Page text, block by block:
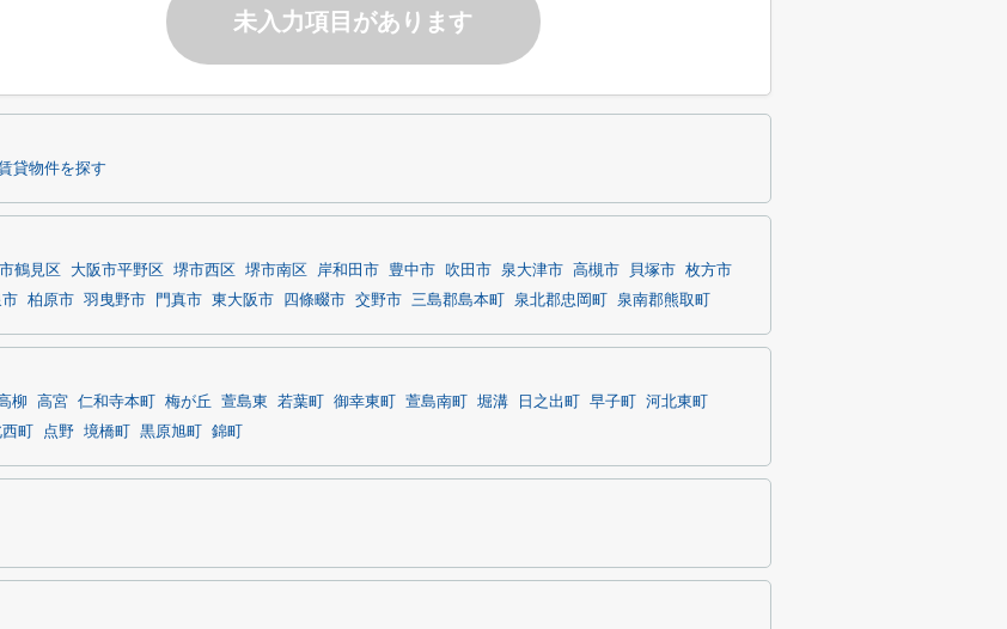
未入力項目があります
貸物件を探す
鶴見区 大阪市平野区 堺市西区 堺市南区 岸和田市 豊中市 吹田市 泉大津市 高槻市 貝塚市 枚方市
柏原市 羽曳野市 門真市 東大阪市 四條畷市 交野市 三島郡島本町 泉北郡忠岡町 泉南郡熊取町
柳 高宮 仁和寺本町 梅が丘 萱島東 若葉町 御幸東町 萱島南町 堀溝 日之出町 早子町
河北東町
町 点野 境橋町 黒原旭町 錦町